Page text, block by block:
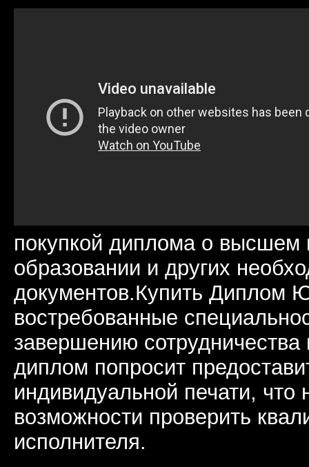
покупкой диплома о высшем
образовании и других
документов.Купить Диплом
востребованные
завершению сотрудничества
диплом попросит
индивидуальной печати, что
возможности проверить
исполнителя.